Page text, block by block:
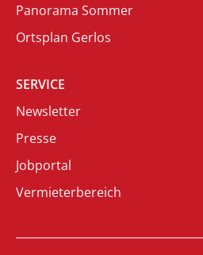
Panorama Sommer
Ortsplan Gerlos
SERVICE
Newsletter
Presse
Jobportal
Vermieterbereich